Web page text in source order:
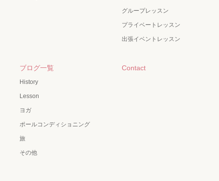
グループレッスン
プライベートレッスン
出張イベントレッスン
ブログ一覧
History
Lesson
ヨガ
ポールコンディショニング
旅
その他
Contact